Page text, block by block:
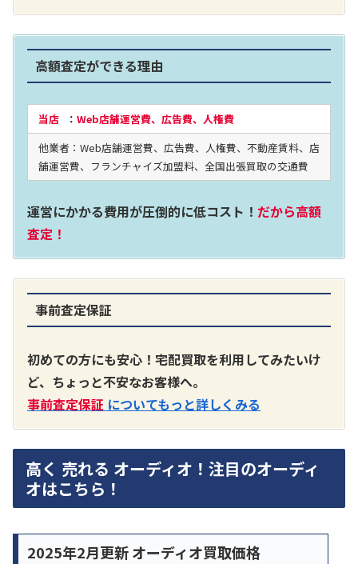
高額査定ができる理由
当店： Web店舗運営費、広告費、人権費
他業者：Web店舗運営費、広告費、人権費、不動産賃料、店
舗運営費、フランチャイズ加盟料、全国出張買取の交通費
運営にかかる費用が圧倒的に低コスト！ だから高額
査定！
事前査定保証
初めての方にも安心！宅配買取を利用してみたいけ
ど、ちょっと不安なお客様へ。
事前査定保証 についてもっと詳しくみる
高く 売れる オーディオ！注目のオーディ
オはこちら！
2025年2月更新 オーディオ買取価格